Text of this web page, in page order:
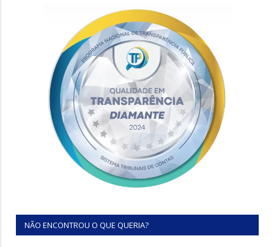
NÃO ENCONTROU O QUE QUERIA?